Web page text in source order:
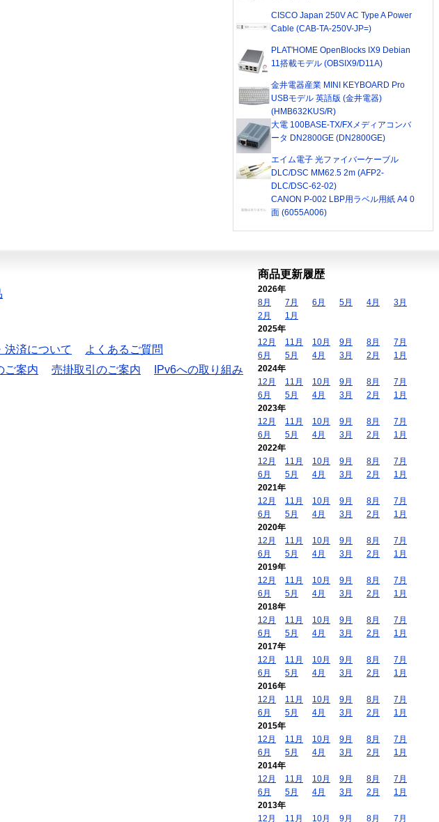
CISCO Japan 250V AC Type A Power
Cable (CAB-TA-250V-JP=)
PLAT'HOME OpenBlocks IX9 Debian
11搭載モデル (OBSIX9/D11A)
金井電器産業 MINI KEYBOARD Pro
USBモデル 英語版 (金井電器)
(HMB632KUS/R)
大電 100BASE-TX/FXメディアコンバ
ータ DN2800GE (DN2800GE)
エイム電子 光ファイバーケーブル
DLC/DSC MM62.5 2m (AFP2-
DLC/DSC-62-02)
CANON P-002 LBP用ラベル用紙 A4 0
面 (6055A006)
決済について
よくあるご質問
ご案内 売掛取引のご案内
IPv6への取り組み
商品更新履歴
2026年
8月
7月 6月 5月 4月
3月
2月
1月
2025年
12月
11月 10月 9月 8月
7月
6月
5月 4月 3月 2月
1月
2024年
12月
11月 10月 9月 8月
7月
6月
5月 4月 3月 2月
1月
2023年
12月
11月 10月 9月 8月
7月
6月
5月 4月 3月 2月
1月
2022年
12月
11月 10月 9月 8月
7月
6月
5月 4月 3月 2月
1月
2021年
12月
11月 10月 9月 8月
7月
6月
5月 4月 3月 2月
1月
2020年
12月
11月 10月 9月 8月
7月
6月
5月 4月 3月 2月
1月
2019年
12月
11月 10月 9月 8月
7月
6月
5月 4月 3月 2月
1月
2018年
12月
11月 10月 9月 8月
7月
6月
5月 4月 3月 2月
1月
2017年
12月
11月 10月 9月 8月
7月
6月
5月 4月 3月 2月
1月
2016年
12月
11月 10月 9月 8月
7月
6月
5月 4月 3月 2月
1月
2015年
12月
11月 10月 9月 8月
7月
6月
5月 4月 3月 2月
1月
2014年
12月
11月 10月 9月 8月
7月
6月
5月 4月 3月 2月
1月
2013年
12月
11月 10月 9月 8月 7月